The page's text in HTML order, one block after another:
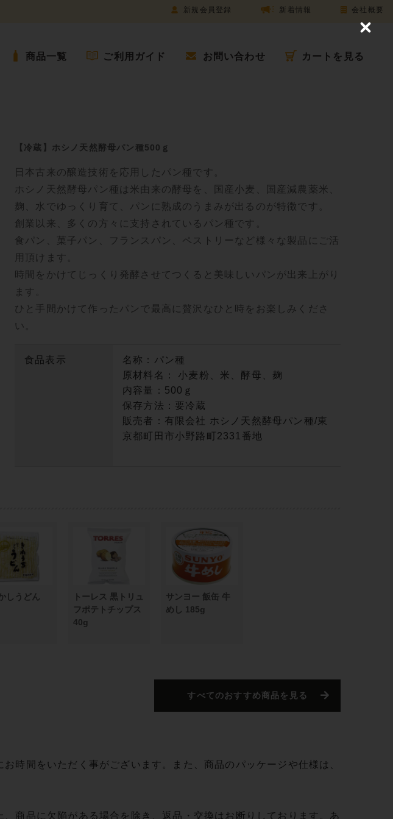
新規会員登録 新着情報 会社概要
商品一覧 ご利用ガイド お問い合わせ カートを見る
【冷蔵】ホシノ天然酵母パン種500ｇ
日本古来の醸造技術を応用したパン種です。
ホシノ天然酵母パン種は米由来の酵母を、国産小麦、国産減農薬米、
麹、水でゆっくり育て、パンに熟成のうまみが出るのが特徴です。
創業以来、多くの方々に支持されているパン種です。
食パン、菓子パン、フランスパン、ペストリーなど様々な製品にご活
用頂けます。
時間をかけてじっくり発酵させてつくると美味しいパンが出来上がり
ます。
ひと手間かけて作ったパンで最高に贅沢なひと時をお楽しみくださ
い。
食品表示
名称：パン種
原材料名： 小麦粉、米、酵母、麹
内容量：500ｇ
保存方法：要冷蔵
販売者：有限会社 ホシノ天然酵母パン種/東
京都町田市小野路町2331番地
しうどん
トーレス 黒トリュ
フポテトチップス
40g
サンヨー 飯缶 牛
めし 185g
すべてのおすすめ商品を見る
時間をいただく事がございます。また、商品のパッケージや仕様は、
、商品に欠陥がある場合を除き、返品・交換はお断りしております。あ
C